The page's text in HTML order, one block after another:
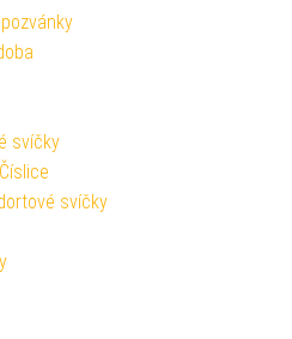
svíčky
svíčky